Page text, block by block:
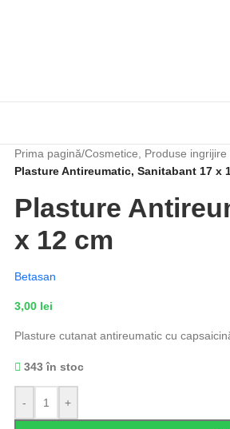
Prima pagină/Cosmetice, Produse ingrijire
Plasture Antireumatic, Sanitabant 17 x
Plasture
x 12 cm
Betasan
3,00 lei
Plasture cutanat antireumatic cu
343 în stoc
- +